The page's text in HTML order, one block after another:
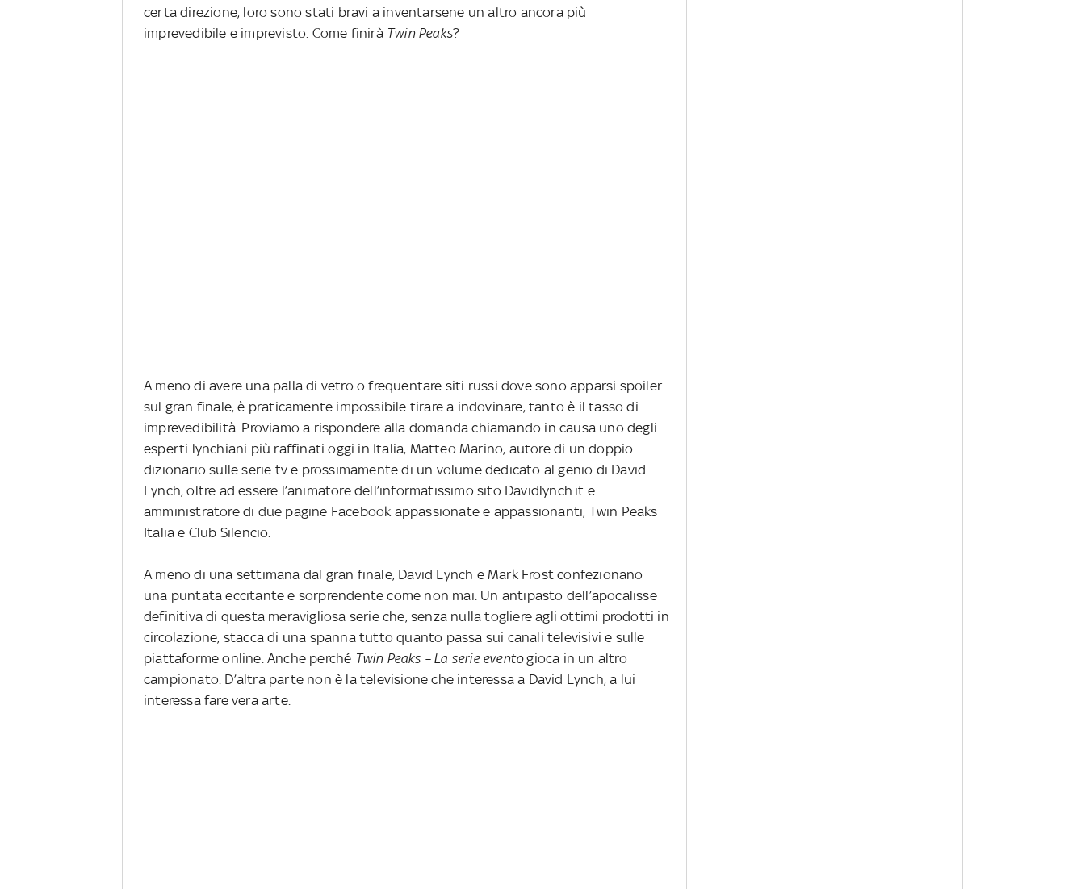
certa direzione, loro sono stati bravi a inventarsene un altro ancora più
imprevedibile e imprevisto. Come finirà Twin Peaks?
A meno di avere una palla di vetro o frequentare siti russi dove sono apparsi spoiler
sul gran finale, è praticamente impossibile tirare a indovinare, tanto è il tasso di
imprevedibilità. Proviamo a rispondere alla domanda chiamando in causa uno degli
esperti lynchiani più raffinati oggi in Italia, Matteo Marino, autore di un doppio
dizionario sulle serie tv e prossimamente di un volume dedicato al genio di David
Lynch, oltre ad essere l’animatore dell’informatissimo sito Davidlynch.it e
amministratore di due pagine Facebook appassionate e appassionanti, Twin Peaks
Italia e Club Silencio.
A meno di una settimana dal gran finale, David Lynch e Mark Frost confezionano
una puntata eccitante e sorprendente come non mai. Un antipasto dell’apocalisse
definitiva di questa meravigliosa serie che, senza nulla togliere agli ottimi prodotti in
circolazione, stacca di una spanna tutto quanto passa sui canali televisivi e sulle
piattaforme online. Anche perché Twin Peaks – La serie eventogioca in un altro
campionato. D’altra parte non è la televisione che interessa a David Lynch, a lui
interessa fare vera arte.